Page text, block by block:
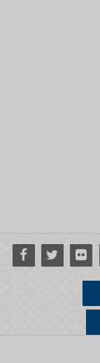
Facebook
Twitter Flickr